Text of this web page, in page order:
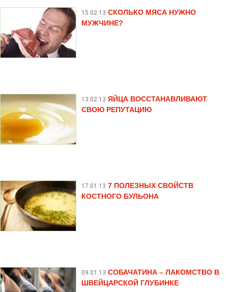
15.02.13 СКОЛЬКО МЯСА НУЖНО
МУЖЧИНЕ?
13.02.13 ЯЙЦА ВОССТАНАВЛИВАЮТ
СВОЮ РЕПУТАЦИЮ
17.01.13 7 ПОЛЕЗНЫХ СВОЙСТВ
КОСТНОГО БУЛЬОНА
09.01.13 СОБАЧАТИНА – ЛАКОМСТВО В
ШВЕЙЦАРСКОЙ ГЛУБИНКЕ